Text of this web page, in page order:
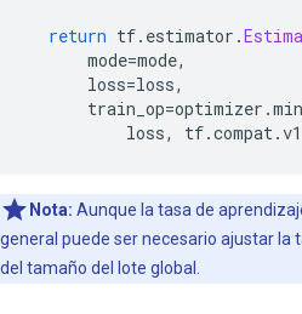
return tf. estimator .
mode=mode,
loss=loss,
train_op=optimizer .
loss, tf.compat.v1
Nota: Aunque la tasa de
general puede ser necesario ajustar la
del tamaño del lote global.